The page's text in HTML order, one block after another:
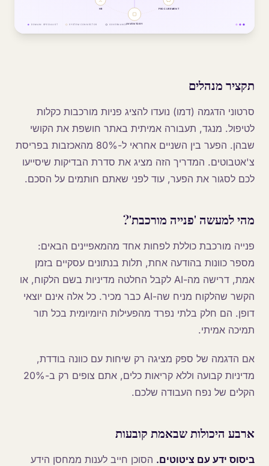
תקציר מנהלים
סרטוני הדגמה (דמו) נועדו להציג פניות מורכבות כקלות
לטיפול. מנגד, תעבורה אמיתית באתר חושפת את הקושי
שבהן. הפער בין השניים אחראי ל-80% מהאכזבות בפריסת
צ'אטבוטים. המדריך הזה מציג את סדרת הבדיקות שיסייעו
לכם לסגור את הפער, עוד לפני שאתם חותמים על הסכם.
מהי למעשה 'פנייה מורכבת'?
פנייה מורכבת כוללת לפחות אחד מהמאפיינים הבאים:
מספר כוונות בהודעה אחת, תלות בנתונים עסקיים בזמן
אמת, דרישה מה-AI לקבל החלטה מדיניות בשם הלקוח, או
הקשר שהלקוח מניח שה-AI כבר מכיר. כל אלה אינם יוצאי
דופן. הם חלק בלתי נפרד מהפעילות היומיומית בכל תור
תמיכה אמיתי.
אם הדגמה של ספק מציגה רק שיחות עם כוונה בודדת,
מדיניות קבועה וללא קריאות כלים, אתם צופים רק ב-20%
הקלים של נפח העבודה שלכם.
ארבע היכולות שבאמת קובעות
ביסוס ידע עם ציטוטים. הסוכן חייב לענות ממחסן הידע